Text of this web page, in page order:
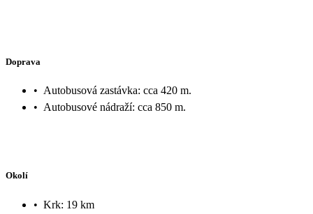
Doprava
• Autobusová zastávka: cca 420 m.
• Autobusové nádraží: cca 850 m.
Okolí
• Krk: 19 km